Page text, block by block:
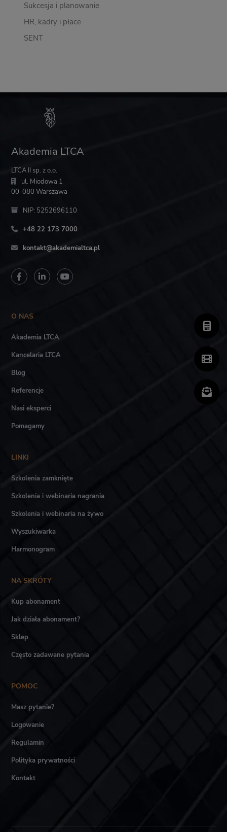
Sukcesja i planowanie
HR, kadry i płace
SENT
Akademia LTCA
LTCA II sp. z o.o.
ul. Miodowa 1
00-080 Warszawa
NIP: 5252696110
+48 22 173 7000
kontakt@akademialtca.pl
O NAS
Akademia LTCA
Kancelaria LTCA
Blog
Referencje
Nasi eksperci
Pomagamy
LINKI
Szkolenia zamknięte
Szkolenia i webinaria nagrania
Szkolenia i webinaria na żywo
Wyszukiwarka
Harmonogram
NA SKRÓTY
Kup abonament
Jak działa abonament?
Sklep
Często zadawane pytania
POMOC
Masz pytanie?
Logowanie
Regulamin
Polityka prywatności
Kontakt